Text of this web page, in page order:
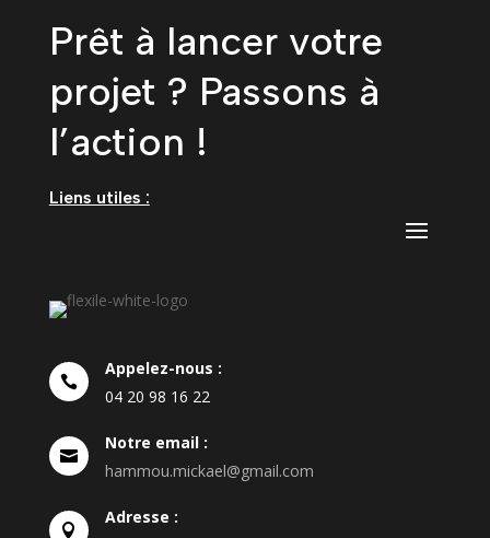
Prêt à lancer votre
projet ? Passons à
l’action !
Liens utiles :

Appelez-nous :
04 20 98 16 22

Notre email :
hammou.mickael@gmail.com

Adresse :